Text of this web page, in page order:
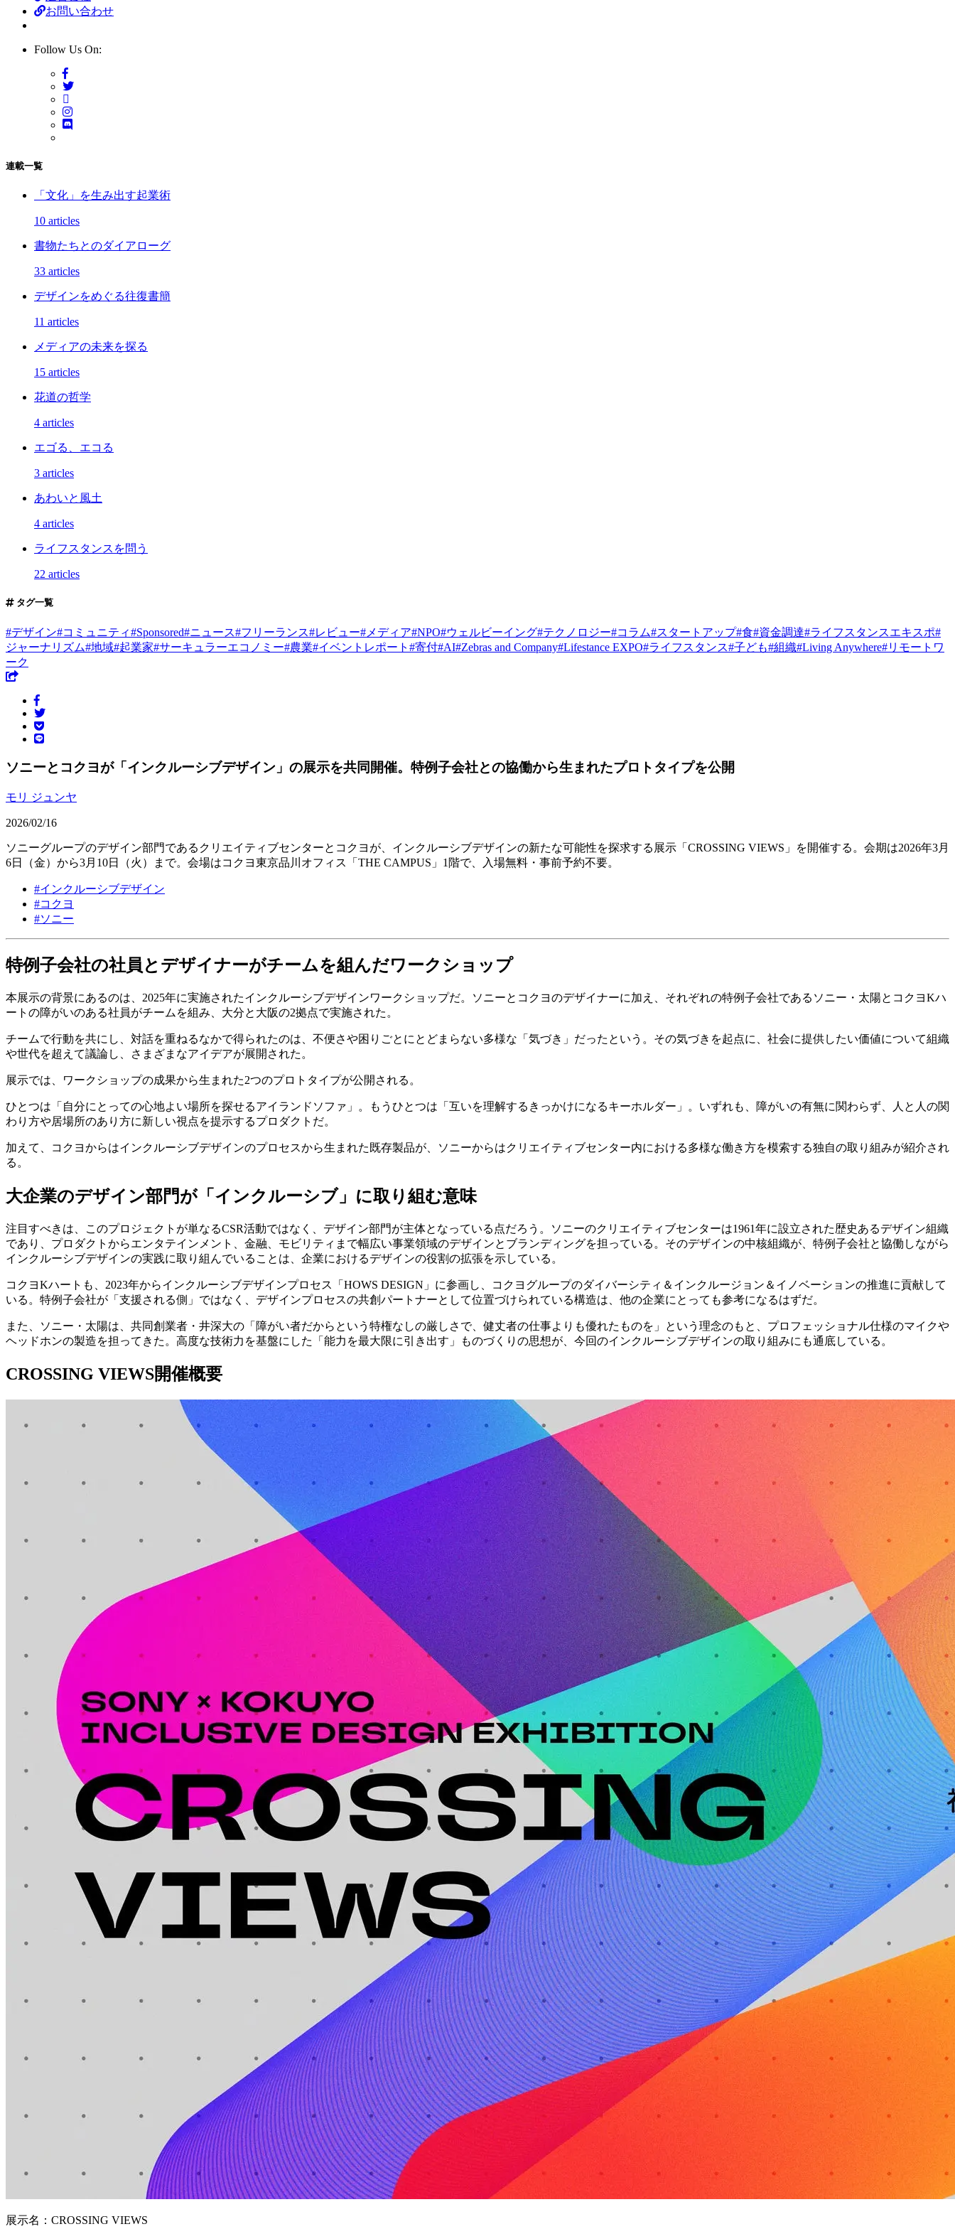
お問い合わせ
Follow Us On:
連載一覧
「文化」を生み出す起業術
10 articles
書物たちとのダイアローグ
33 articles
デザインをめぐる往復書簡
11 articles
メディアの未来を探る
15 articles
花道の哲学
4 articles
エゴる、エコる
3 articles
あわいと風土
4 articles
ライフスタンスを問う
22 articles
タグ一覧
#デザイン#コミュニティ#Sponsored#ニュース#フリーランス#レビュー# メディア#NPO#ウェルビーイング#テクノロジー#コラム#スタートアップ#食#資金調達#ライフスタンスエキスポ#
ジャーナリズム#地域#起業家#サーキュラーエコノミー#農業#イベントレポート #寄付#AI#Zebras and Company#Lifestance EXPO#ライフスタンス#子ども#組織#Living Anywhere#リモートワ
ーク
ソニーとコクヨが「インクルーシブデザイン」の展示を共同開催。特例子会社との協働から生まれたプロトタイプを公開
モリ ジュンヤ
2026/02/16
ソニーグループのデザイン部門であるクリエイティブセンターとコクヨが、インクルーシブデザインの新たな可能性を探求する展示「CROSSING VIEWS」を開催する。会期は2026年3月
6日（金）から3月10日（火）まで。会場はコクヨ東京品川オフィス「THE CAMPUS」1階で、入場無料・事前予約不要。
#インクルーシブデザイン
#コクヨ
#ソニー
特例子会社の社員とデザイナーがチームを組んだワークショップ
本展示の背景にあるのは、2025年に実施されたインクルーシブデザインワークショップだ。ソニーとコクヨのデザイナーに加え、それぞれの特例子会社であるソニー・太陽とコクヨKハ
ートの障がいのある社員がチームを組み、大分と大阪の2拠点で実施された。
チームで行動を共にし、対話を重ねるなかで得られたのは、不便さや困りごとにとどまらない多様な「気づき」だったという。その気づきを起点に、社会に提供したい価値について組織
や世代を超えて議論し、さまざまなアイデアが展開された。
展示では、ワークショップの成果から生まれた2つのプロトタイプが公開される。
ひとつは「自分にとっての心地よい場所を探せるアイランドソファ」。もうひとつは「互いを理解するきっかけになるキーホルダー」。いずれも、障がいの有無に関わらず、人と人の関
わり方や居場所のあり方に新しい視点を提示するプロダクトだ。
加えて、コクヨからはインクルーシブデザインのプロセスから生まれた既存製品が、ソニーからはクリエイティブセンター内における多様な働き方を模索する独自の取り組みが紹介され
る。
大企業のデザイン部門が「インクルーシブ」に取り組む意味
注目すべきは、このプロジェクトが単なるCSR活動ではなく、デザイン部門が主体となっている点だろう。ソニーのクリエイティブセンターは1961年に設立された歴史あるデザイン組織
であり、プロダクトからエンタテインメント、金融、モビリティまで幅広い事業領域のデザインとブランディングを担っている。そのデザインの中核組織が、特例子会社と協働しながら
インクルーシブデザインの実践に取り組んでいることは、企業におけるデザインの役割の拡張を示している。
コクヨKハートも、2023年からインクルーシブデザインプロセス「HOWS DESIGN」に参画し、コクヨグループのダイバーシティ＆インクルージョン＆イノベーションの推進に貢献して
いる。特例子会社が「支援される側」ではなく、デザインプロセスの共創パートナーとして位置づけられている構造は、他の企業にとっても参考になるはずだ。
また、ソニー・太陽は、共同創業者・井深大の「障がい者だからという特権なしの厳しさで、健丈者の仕事よりも優れたものを」という理念のもと、プロフェッショナル仕様のマイクや
ヘッドホンの製造を担ってきた。高度な技術力を基盤にした「能力を最大限に引き出す」ものづくりの思想が、今回のインクルーシブデザインの取り組みにも通底している。
CROSSING VIEWS開催概要
展示名：CROSSING VIEWS